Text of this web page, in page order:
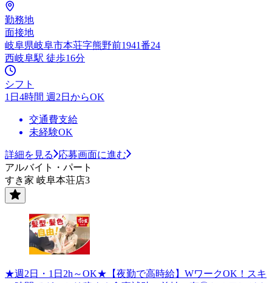
勤務地
面接地
岐阜県岐阜市本荘字熊野前1941番24
西岐阜駅 徒歩16分
シフト
1日4時間 週2日からOK
交通費支給
未経験OK
詳細を見る
応募画面に進む
アルバイト・パート
すき家 岐阜本荘店3
★週2日・1日2h～OK★【夜勤で高時給】WワークOK！スキ